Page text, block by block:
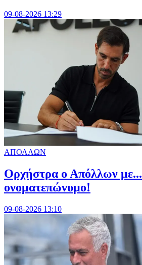
09-08-2026 13:29
ΑΠΟΛΛΩΝ
Ορχήστρα o Aπόλλων με...
ονοματεπώνυμο!
09-08-2026 13:10